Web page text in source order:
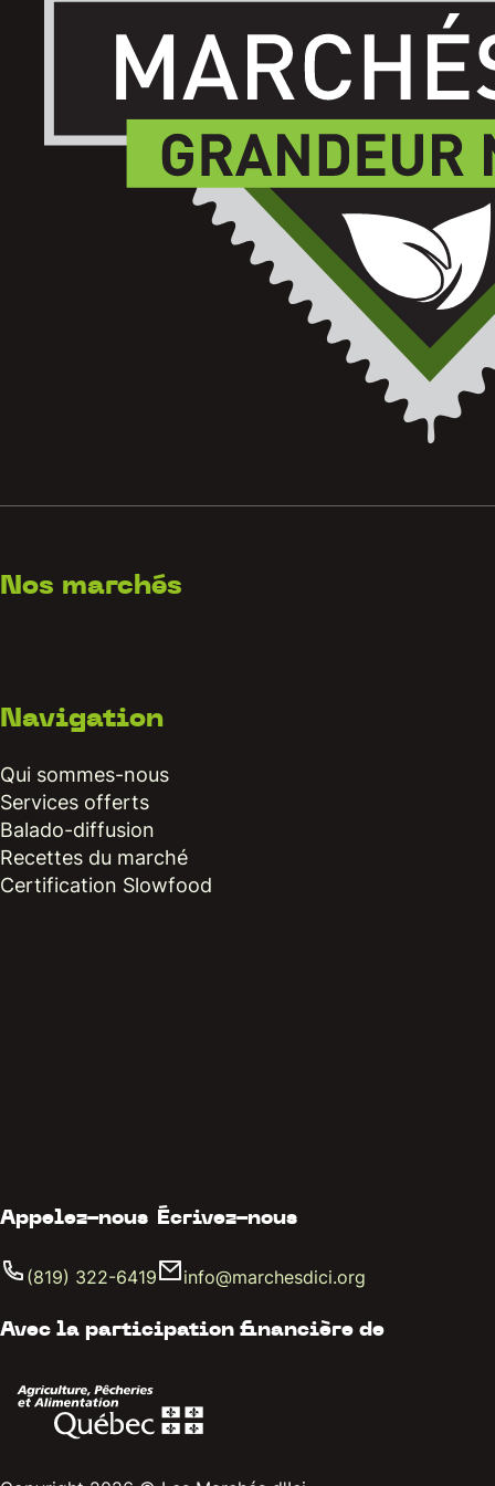
Nos marchés
Navigation
Qui sommes-nous
Services offerts
Balado-diffusion
Recettes du marché
Certification Slowfood
Appelez-nous
(819) 322-6419
Écrivez-nous
info@marchesdici.org
Avec la participation financière de